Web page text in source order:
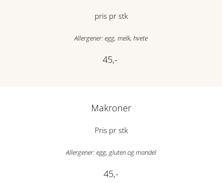
pris pr stk
Allergener: egg, melk, hvete
45,-
Makroner
Pris pr stk
Allergener: egg, gluten og mandel
45,-